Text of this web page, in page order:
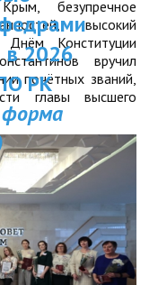
занятий
в 2026
РК
безупречное
высокий
Конституции
вручил
почётных званий,
главы высшего